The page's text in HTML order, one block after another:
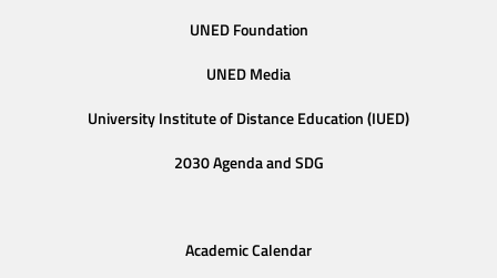
UNED Foundation
UNED Media
University Institute of Distance Education (IUED)
2030 Agenda and SDG
Academic Calendar